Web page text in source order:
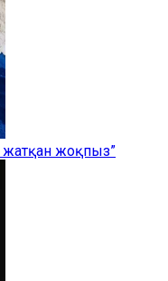
жатқан жоқпыз”